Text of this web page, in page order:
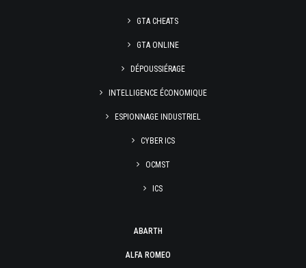
GTA CHEATS
GTA ONLINE
DÉPOUSSIÉRAGE
INTELLIGENCE ÉCONOMIQUE
ESPIONNAGE INDUSTRIEL
CYBER ICS
OCMST
ICS
ABARTH
ALFA ROMEO